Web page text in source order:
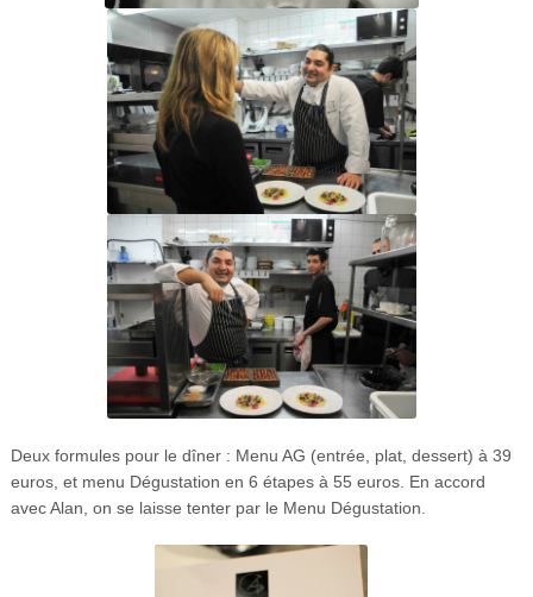
Deux formules pour le dîner : Menu AG (entrée, plat, dessert) à 39
euros, et menu Dégustation en 6 étapes à 55 euros. En accord
avec Alan, on se laisse tenter par le Menu Dégustation.